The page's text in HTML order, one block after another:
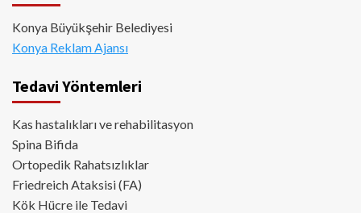
Konya Büyükşehir Belediyesi
Konya Reklam Ajansı
Tedavi Yöntemleri
Kas hastalıkları ve rehabilitasyon
Spina Bifida
Ortopedik Rahatsızlıklar
Friedreich Ataksisi (FA)
Kök Hücre ile Tedavi